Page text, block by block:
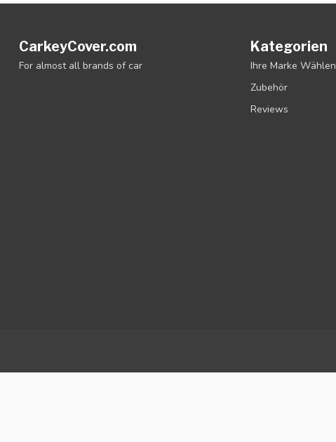
CarkeyCover.com
For almost all brands of car
Kategorien
Ihre Marke Wählen
Zubehör
Reviews